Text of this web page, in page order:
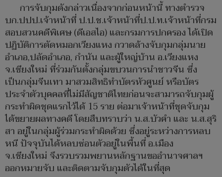
การจับกุมดังกล่าวเนื่องจากก่อนหน้านี้ ทางตำรวจ
บก.ปปป.เจ้าหน้าที่ ป.ป.ช.เจ้าหน้าที่ป.ป.ท.เจ้าหน้าที่กรม
สอบสวนคดีพิเศษ (ดีเอสไอ) และกรมการปกครอง ได้เปิด
ปฏิบัติการตัดหมอกเวียงแหง กวาดล้างจับกุมกลุ่มนาย
อำเภอ,ปลัดอำเภอ, กำนัน และผู้ใหญ่บ้าน อ.เวียงแหง
จ.เชียงใหม่ ที่ร่วมกันตั้งกลุ่มขบวนการนำชาวจีน ซึ่ง
เป็นกลุ่มจีนเทา มาสวมสิทธิทำบัตรหัวศูนย์ หรือบัตร
ประจำตัวบุคคลที่ไม่มีสัญชาติไทยก่อนจะสามารถจับกุมผู้
กระทำผิดชุดแรกไว้ได้ 15 ราย ต่อมาเจ้าหน้าที่ชุดจับกุม
ได้ขยายผลทางคดี โดยสืบทราบว่า น.ส.บัวคำ และ น.ส.สุริ
สา อยู่ในกลุ่มผู้ร่วมกระทำผิดด้วย ซึ่งอยู่ระหว่างการหลบ
หนี ปัจจุบันได้หลบซ่อนตัวอยู่ในพื้นที่ อ.เมือง
จ.เชียงใหม่ จึงรวบรวมพยานหลักฐานขออำนาจศาลฯ
ออกหมายจับ และติดตามจับกุมตัวได้ในที่สุด